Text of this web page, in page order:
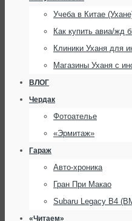
Учеба в Китае
Как купить авиа/жд
Клиники Уханя для
Магазины Уханя с
ВЛОГ
Чердак
Фотоателье
«Эрмитаж»
Гараж
Авто-хроника
Гран При Макао
Subaru Legacy B4
«Читаем»